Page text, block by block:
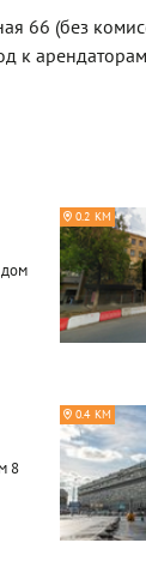
66 (без
к
дом
0.2 КМ
8
0.4 КМ